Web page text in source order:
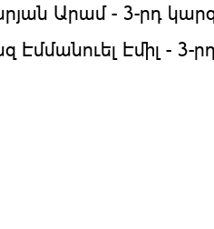
Արամ - 3-րդ
Էմմանուել Էմիլ - 3-